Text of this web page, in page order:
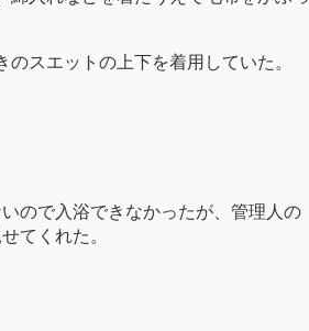
スエットの上下を着用していた。
ので入浴できなかったが、管理人の
てくれた。